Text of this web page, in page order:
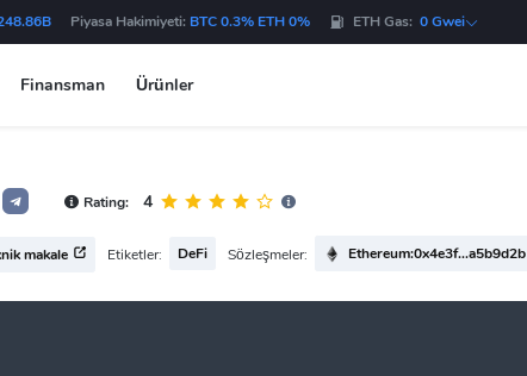
Piyasa Hakimiyeti: BTC 0.3% ETH 0% ETH Gas: 0 Gwei
Finansman Ürünler
Rating: 4
makale Etiketler: DeFi Sözleşmeler: Ethereum:0x4e3f...a5b9d2b